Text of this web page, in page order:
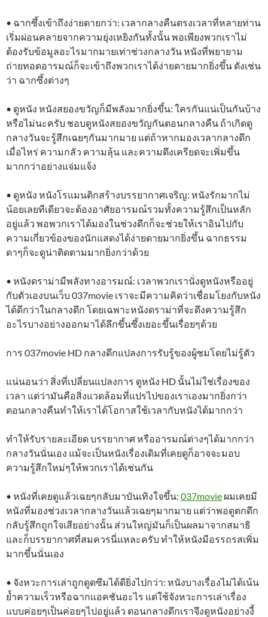
• ฉากซึ้งเข้าถึงง่ายดายกว่า: เวลากลางคืนตรงเวลาที่หลายท่าน
เริ่มผ่อนคลายจากความยุ่งเหยิงกันทั้งนั้น พอเพียงพวกเราไม่
ต้องรับข้อมูลอะไรมากมายเท่าช่วงกลางวัน หนังที่พยายาม
ถ่ายทอดอารมณ์ก็จะเข้าถึงพวกเราได้ง่ายดายมากยิ่งขึ้น ดังเช่น
ว่า ฉากซึ้งต่างๆ
• ดูหนัง หนังสยองขวัญก็มีพลังมากยิ่งขึ้น: ใครกันแน่เป็นกันบ้าง
หรือไม่นะครับ ชอบดูหนังสยองขวัญกันตอนกลางคืน ถ้าเกิดดู
กลางวันจะรู้สึกเฉยๆกันมากมาย แต่ถ้าหากมองเวลากลางดึก
เมื่อไหร่ ความกลัว ความลุ้น และความตึงเครียดจะเพิ่มขึ้น
มากกว่าอย่างแจ่มแจ้ง
• ดูหนัง หนังโรแมนติกสร้างบรรยากาศเจริญ: หนังรักมากไม่
น้อยเลยทีเดียวจะต้องอาศัยอารมณ์รวมทั้งความรู้สึกเป็นหลัก
อยู่แล้ว พอพวกเราได้มองในช่วงดึกก็จะช่วยให้เราอินไปกับ
ความเกี่ยวข้องของนักแสดงได้ง่ายดายมากยิ่งขึ้น ฉากธรรม
ดาๆก็จะดูน่าติดตามมากยิ่งกว่าด้วย
• หนังดราม่ามีพลังทางอารมณ์: เวลาพวกเรานั่งดูหนังหรืออยู่
กับตัวเองบนเว็บ 037movie เราจะมีความคิดว่าเชื่อมโยงกับหนัง
ได้ดีกว่าในกลางดึก โดยเฉพาะหนังดราม่าที่จะดึงความรู้สึก
อะไรบางอย่างออกมาได้ลึกขึ้นซึ้งเยอะขึ้นเรื่อยๆด้วย
การ 037movie HD กลางดึกแปลงการรับรู้ของผู้ชมโดยไม่รู้ตัว
แน่นอนว่า สิ่งที่เปลี่ยนแปลงการ ดูหนัง HD นั้นไม่ใช่เรื่องของ
เวลา แต่ว่ามันคือสิ่งแวดล้อมที่แปรไปของเราเองมากยิ่งกว่า
ตอนกลางคืนทำให้เราได้โอกาสใช้เวลากับหนังได้มากกว่า
ทำให้รับรายละเอียด บรรยากาศ หรืออารมณ์ต่างๆได้มากกว่า
กลางวันนั่นเอง แม้จะเป็นหนังเรื่องเดิมที่เคยดูก็อาจจะมอบ
ความรู้สึกใหม่ๆให้พวกเราได้เช่นกัน
• หนังที่เคยดูแล้วเฉยๆกลับมาบันเทิงใจขึ้น: 037movie ผมเคยมี
หนังที่มองช่วงเวลากลางวันแล้วเฉยๆมากมาย แต่ว่าพอดูตกดึก
กลับรู้สึกถูกใจเสียอย่างนั้น ส่วนใหญ่มันก็เป็นผลมาจากสมาธิ
และก็บรรยากาศที่สมควรนี่แหละครับ ทำให้หนังมีอรรถรสเพิ่ม
มากขึ้นนั่นเอง
• จังหวะการเล่าถูกดูดซึมได้ดียิ่งไปกว่า: หนังบางเรื่องไม่ได้เน้น
ย้ำความเร็วหรือฉากแอคชันอะไร แต่ใช้จังหวะการเล่าเรื่อง
แบบค่อยๆเป็นค่อยๆไปอยู่แล้ว ตอนกลางดึกเราจึงดูหนังอย่างงี้